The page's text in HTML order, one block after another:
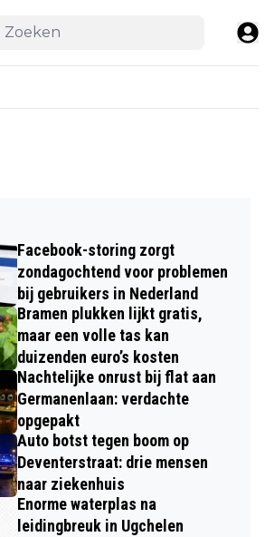
Facebook-storing zorgt
zondagochtend voor problemen
bij gebruikers in Nederland
Bramen plukken lijkt gratis,
maar een volle tas kan
duizenden euro’s kosten
Nachtelijke onrust bij flat aan
Germanenlaan: verdachte
opgepakt
Auto botst tegen boom op
Deventerstraat: drie mensen
naar ziekenhuis
Enorme waterplas na
leidingbreuk in Ugchelen